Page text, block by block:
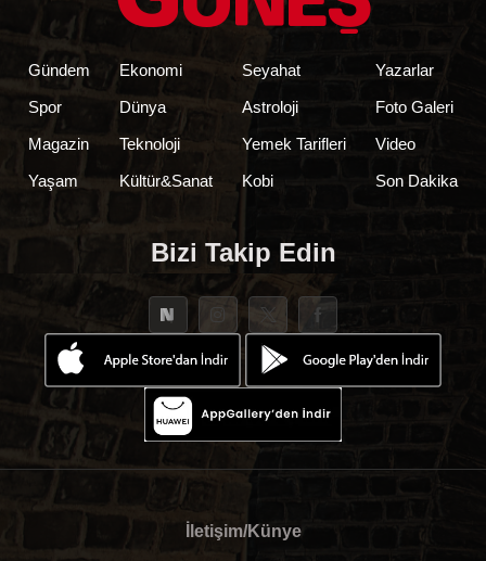
Gündem
Spor
Magazin
Yaşam
Ekonomi
Dünya
Teknoloji
Kültür&Sanat
Seyahat
Astroloji
Yemek Tarifleri
Kobi
Yazarlar
Foto Galeri
Video
Son Dakika
Bizi Takip Edin
İletişim/Künye